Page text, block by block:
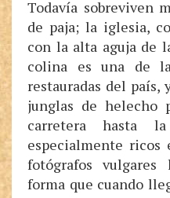
Todavía sobreviven
de paja; la iglesia,
con la alta aguja de
colina es una de
restauradas del país,
junglas de helecho
carretera hasta
especialmente
fotógrafos vulgares
forma que cuando